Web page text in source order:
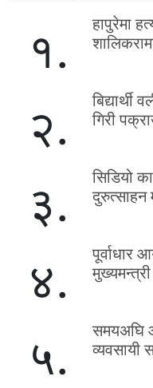
१.
हापुरेमा
२.
बिद्यार्थी
गिरी
३.
सिडियो
दुरुत्साहन
४.
पूर्वाधार
५.
समयअघि
व्यवसायी